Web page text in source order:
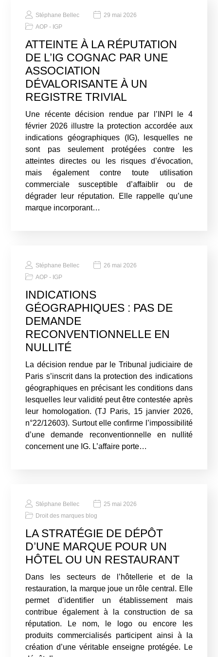
Stéphane Bellec
29 mai 2026
AOP - IGP
ATTEINTE À LA RÉPUTATION
DE L’IG COGNAC PAR UNE
ASSOCIATION
DÉVALORISANTE À UN
REGISTRE TRIVIAL
Une récente décision rendue par l’INPI le 4
février 2026 illustre la protection accordée aux
indications géographiques (IG), lesquelles ne
sont pas seulement protégées contre les
atteintes directes ou les risques d’évocation,
mais également contre toute utilisation
commerciale susceptible d’affaiblir ou de
dégrader leur réputation. Elle rappelle qu’une
marque incorporant…
Stéphane Bellec
26 mai 2026
AOP - IGP
INDICATIONS
GÉOGRAPHIQUES : PAS DE
DEMANDE
RECONVENTIONNELLE EN
NULLITÉ
La décision rendue par le Tribunal judiciaire de
Paris s’inscrit dans la protection des indications
géographiques en précisant les conditions dans
lesquelles leur validité peut être contestée après
leur homologation. (TJ Paris, 15 janvier 2026,
n°22/12603). Surtout elle confirme l’impossibilité
d’une demande reconventionnelle en nullité
concernent une IG. L’affaire porte…
Stéphane Bellec
25 mai 2026
Droit des marques blog
LA STRATÉGIE DE DÉPÔT
D’UNE MARQUE POUR UN
HÔTEL OU UN RESTAURANT
Dans les secteurs de l’hôtellerie et de la
restauration, la marque joue un rôle central. Elle
permet d’identifier un établissement mais
contribue également à la construction de sa
réputation. Le nom, le logo ou encore les
produits commercialisés participent ainsi à la
création d’une véritable enseigne protégée. Le